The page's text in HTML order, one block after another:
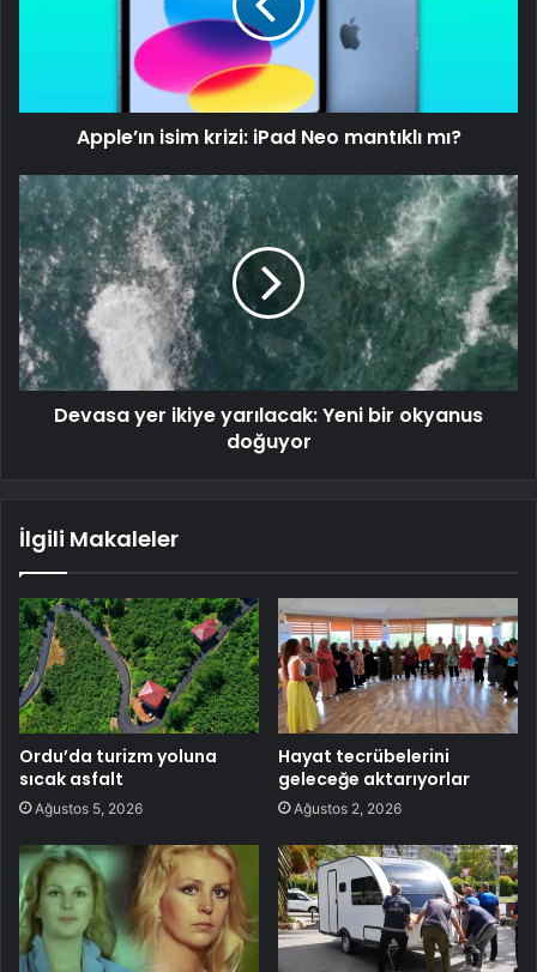
Apple’ın isim krizi: iPad Neo mantıklı mı?
Devasa yer ikiye yarılacak: Yeni bir okyanus
doğuyor
İlgili Makaleler
Ordu’da turizm yoluna
sıcak asfalt
Ağustos 5, 2026
Hayat tecrübelerini
geleceğe aktarıyorlar
Ağustos 2, 2026